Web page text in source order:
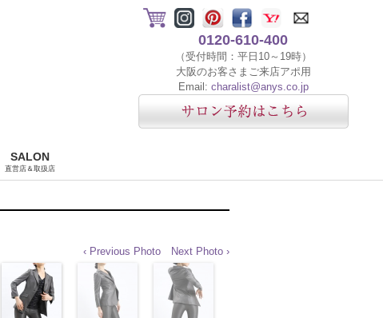
0120-610-400
（受付時間：平日10～19時）
大阪のお客さまご来店アポ用
Email: charalist@anys.co.jp
SALON
直営店＆取扱店
‹ Previous Photo Next Photo ›